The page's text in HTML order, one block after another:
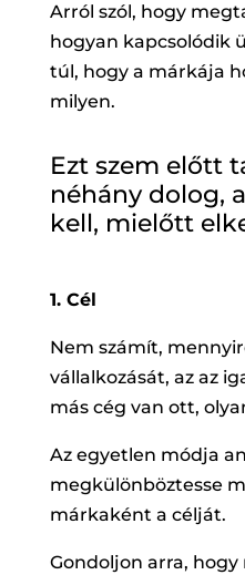
Arról szól, hogy
hogyan kapcsolódik
túl, hogy a márkája
milyen.
Ezt szem előtt
néhány dolog,
kell, mielőtt
1. Cél
Nem számít,
vállalkozását, az az
más cég van ott,
Az egyetlen módja
megkülönböztesse
márkaként a célját.
Gondoljon arra,